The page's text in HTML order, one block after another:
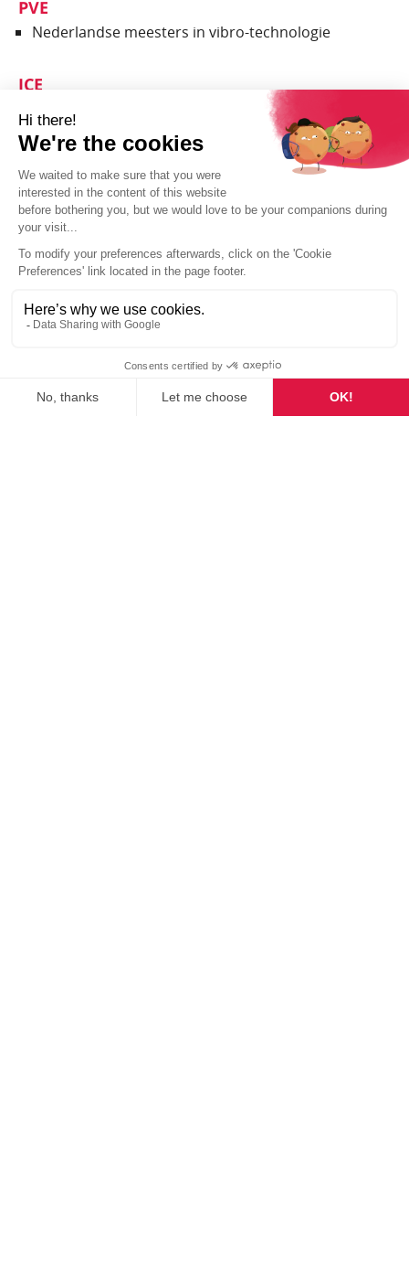
PVE
Nederlandse meesters in vibro-technologie
ICE
ICE is uw wereldwijde partner
Woltman
Krachtig, veelzijdig en efficiënt
BENIEUWD WELKE ROL
WIJ IN JOUW
TOEKOMST KUNNEN
SPELEN?